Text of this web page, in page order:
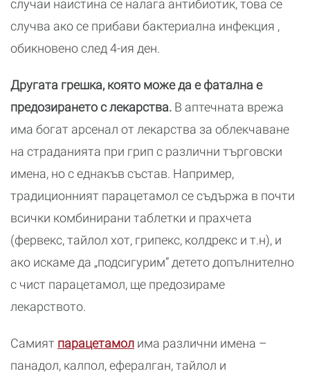
случаи наистина се налага антибиотик, това се
случва ако се прибави бактериална инфекция ,
обикновено след 4-ия ден.
Другата грешка, която може да е фатална е
предозирането с лекарства. В аптечната врежа
има богат арсенал от лекарства за облекчаване
на страданията при грип с различни търговски
имена, но с еднакъв състав. Например,
традиционният парацетамол се съдържа в почти
всички комбинирани таблетки и прахчета
(фервекс, тайлол хот, грипекс, колдрекс и т.н), и
ако искаме да „подсигурим” детето допълнително
с чист парацетамол, ще предозираме
лекарството.
Самият парацетамол има различни имена –
панадол, калпол, ефералган, тайлол и